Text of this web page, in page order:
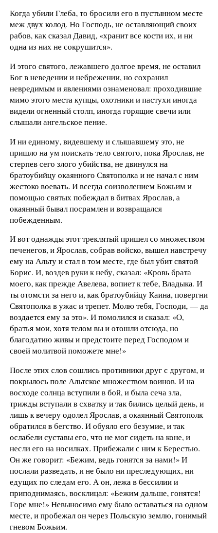
Когда убили Глеба, то бросили его в пустынном месте
меж двух колод. Но Господь, не оставляющий своих
рабов, как сказал Давид, «хранит все кости их, и ни
одна из них не сокрушится».
И этого святого, лежавшего долгое время, не оставил
Бог в неведении и небрежении, но сохранил
невредимым и явлениями ознаменовал: проходившие
мимо этого места купцы, охотники и пастухи иногда
видели огненный столп, иногда горящие свечи или
слышали ангельское пение.
И ни единому, видевшему и слышавшему это, не
пришло на ум поискать тело святого, пока Ярослав, не
стерпев сего злого убийства, не двинулся на
братоубийцу окаянного Святополка и не начал с ним
жестоко воевать. И всегда соизволением Божьим и
помощью святых побеждал в битвах Ярослав, а
окаянный бывал посрамлен и возвращался
побежденным.
И вот однажды этот треклятый пришел со множеством
печенегов, и Ярослав, собрав войско, вышел навстречу
ему на Альту и стал в том месте, где был убит святой
Борис. И, воздев руки к небу, сказал: «Кровь брата
моего, как прежде Авелева, вопиет к тебе, Владыка. И
ты отомсти за него и, как братоубийцу Каина, повергни
Святополка в ужас и трепет. Молю тебя, Господи, — да
воздается ему за это». И помолился и сказал: «О,
братья мои, хотя телом вы и отошли отсюда, но
благодатию живы и предстоите перед Господом и
своей молитвой поможете мне!»
После этих слов сошлись противники друг с другом, и
покрылось поле Альтское множеством воинов. И на
восходе солнца вступили в бой, и была сеча зла,
трижды вступали в схватку и так бились целый день, и
лишь к вечеру одолел Ярослав, а окаянный Святополк
обратился в бегство. И обуяло его безумие, и так
ослабели суставы его, что не мог сидеть на коне, и
несли его на носилках. Прибежали с ним к Берестью.
Он же говорит: «Бежим, ведь гонятся за нами!» И
послали разведать, и не было ни преследующих, ни
едущих по следам его. А он, лежа в бессилии и
приподнимаясь, восклицал: «Бежим дальше, гонятся!
Горе мне!» Невыносимо ему было оставаться на одном
месте, и пробежал он через Польскую землю, гонимый
гневом Божьим.